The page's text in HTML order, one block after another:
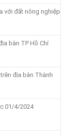
với đất nông nghiệp
bàn TP Hồ Chí
địa bàn Thành
01/4/2024